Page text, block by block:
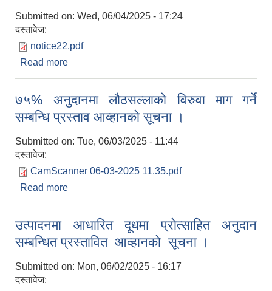
Submitted on: Wed, 06/04/2025 - 17:24
दस्तावेज:
notice22.pdf
Read more
७५% अनुदानमा लौठसल्लाको विरुवा माग गर्ने
सम्बन्धि प्रस्ताव आव्हानको सूचना ।
Submitted on: Tue, 06/03/2025 - 11:44
दस्तावेज:
CamScanner 06-03-2025 11.35.pdf
Read more
उत्पादनमा आधारित दूधमा प्रोत्साहित अनुदान
सम्बन्धित प्रस्तावित आव्हानको सूचना ।
Submitted on: Mon, 06/02/2025 - 16:17
दस्तावेज: